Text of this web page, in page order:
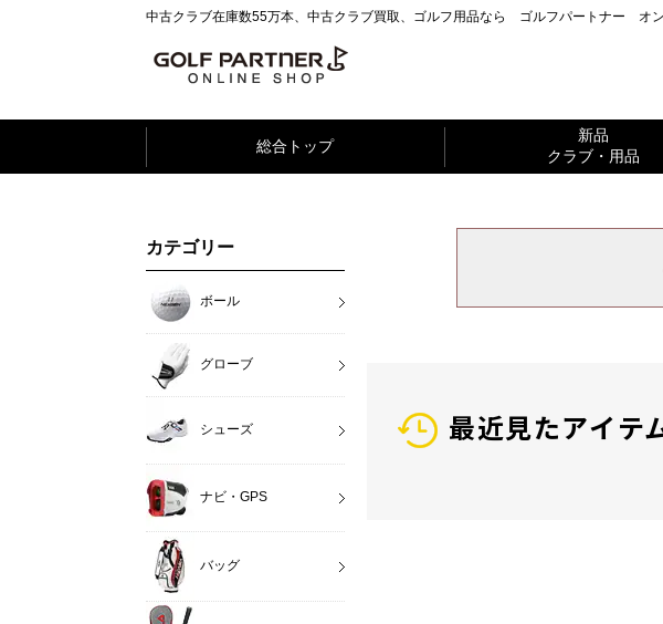
中古クラブ在庫数55万本、中古クラブ買取、ゴルフ用品なら ゴルフパートナー オ
総合トップ
新品
クラブ・用品
最近見たアイテ
カテゴリー
ボール
グローブ
シューズ
ナビ・GPS
バッグ